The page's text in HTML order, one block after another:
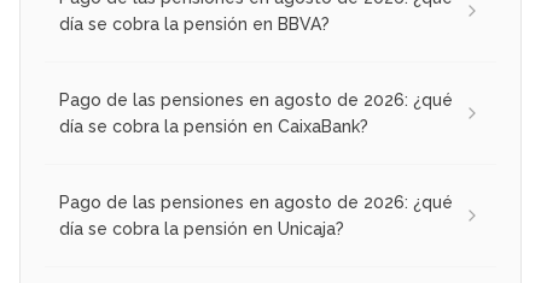
día se cobra la pensión en BBVA?
Pago de las pensiones en agosto de 2026: ¿qué
día se cobra la pensión en CaixaBank?
Pago de las pensiones en agosto de 2026: ¿qué
día se cobra la pensión en Unicaja?